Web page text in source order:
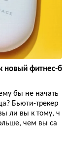
новый фитнес-б
бы не начать
Бьюти-трекер
ли вы к тому, ч
чем вы са